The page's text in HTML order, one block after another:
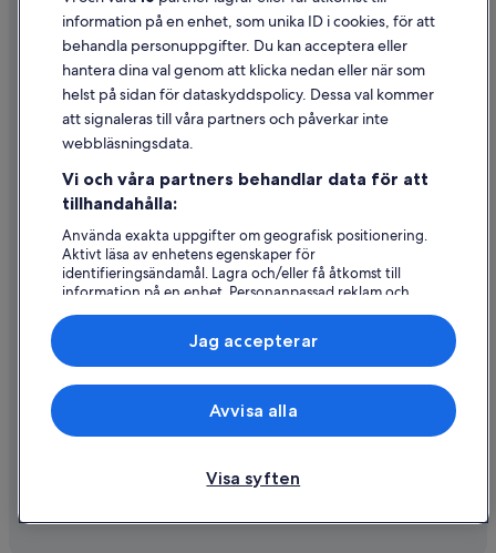
Juridisk information/Kontakta oss
Riktlinjer för innehåll och anmäla innehåll
Hjälp
Kontakta oss
Avboka eller ändra din bokning
Återbetalningsprocess och tidslinjer
Boka ett flyg med flygbolagskredit
Internationella resedokument
© 2026 Expedia, Inc., ett företag i Expedia Group. Med ensamrätt.
Expedia och Expedias logotyp är varumärken eller registrerade
information på en enhet, som unika ID i cookies, för att
behandla personuppgifter. Du kan acceptera eller
hantera dina val genom att klicka nedan eller när som
helst på sidan för dataskyddspolicy. Dessa val kommer
att signaleras till våra partners och påverkar inte
webbläsningsdata.
Vi och våra partners behandlar data för att
tillhandahålla:
Använda exakta uppgifter om geografisk positionering.
Aktivt läsa av enhetens egenskaper för
identifieringsändamål. Lagra och/eller få åtkomst till
information på en enhet. Personanpassad reklam och
innehåll, reklam- och innehållsmätning, forskning
Lista över partner (leverantörer)
Visa syften
Avvisa alla
Jag accepterar